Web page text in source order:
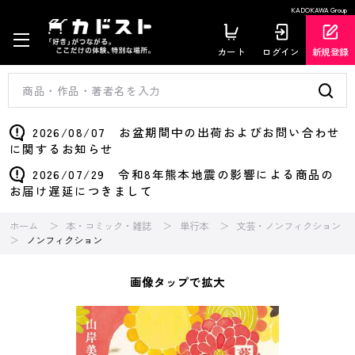
KADOKAWA Group
カート ログイン 新規登録
2026/08/07 お盆期間中の出荷およびお問い合わせ
に関するお知らせ
2026/07/29 令和8年熊本地震の影響による商品の
お届け遅延につきまして
ホーム 本・コミック・雑誌 単行本
文芸・ノンフィクション
ノンフィクション
画像タップで拡大